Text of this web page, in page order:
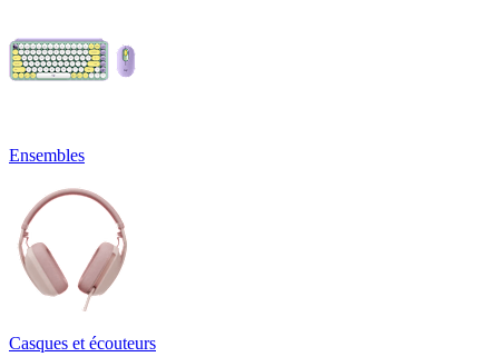
Ensembles
Casques et écouteurs